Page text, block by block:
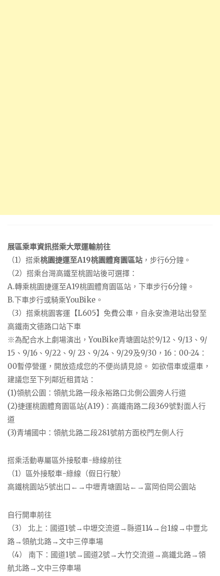
展區乘車資訊搭乘大眾運輸前往
（1）搭乘桃園捷運至A19桃園體育園區站 ，步行6分鐘。
（2）搭乘台灣高鐵至桃園站後可選擇：
A.轉乘桃園捷運至A19桃園體育園區站，下車步行6分鐘。
B.下車步行或騎乘YouBike。
（3）搭乘桃園客運【L605】免費公車，自永安漁港站出發至
高鐵南文德路口站下車
※為配合水上劇場演出，YouBike青塘園站於9/12、9/13、9/
15、9/16、9/22、9/ 23、9/24、9/29及9/30，16：00-24：
00暫停營運，開放造成您的不便尚請見諒。 如欲借車或還車，
建議您至下列鄰近租賃站：
(1)領航公園：領航北路一段永裕路口北側公園旁人行道
(2)捷運桃園體育園區站(A19)：高鐵南路二段369號對面人行
道
(3)青埔國中：領航北路二段281號前方面校門左側人行
搭乘活動專屬區外接駁車-綠線前往
（1）區外接駁車-綠線（假日行駛）
高鐵桃園站5號出口←→中壢青塘園站←→富岡伯岡公園站
自行開車前往
（3） 北上：國道1號→中壢交流道→縣道114→台1線→中豐北
路→領航北路→文中三停車場
（4） 南下：國道1號→國道2號→大竹交流道→高鐵北路→領
航北路→文中三停車場